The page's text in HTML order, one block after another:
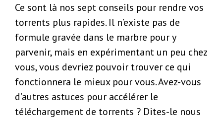
Ce sont là nos sept conseils pour rendre vos
torrents plus rapides. Il n’existe pas de
formule gravée dans le marbre pour y
parvenir, mais en expérimentant un peu chez
vous, vous devriez pouvoir trouver ce qui
fonctionnera le mieux pour vous. Avez-vous
d’autres astuces pour accélérer le
téléchargement de torrents ? Dites-le nous